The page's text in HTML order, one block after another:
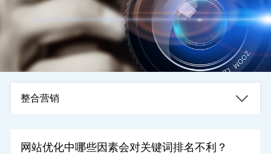
整合营销
网站优化中哪些因素会对关键词排名不利？